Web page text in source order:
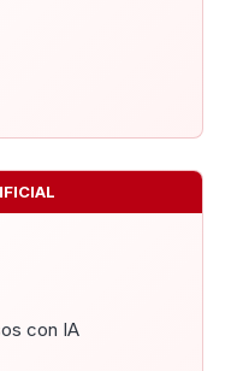
con IA